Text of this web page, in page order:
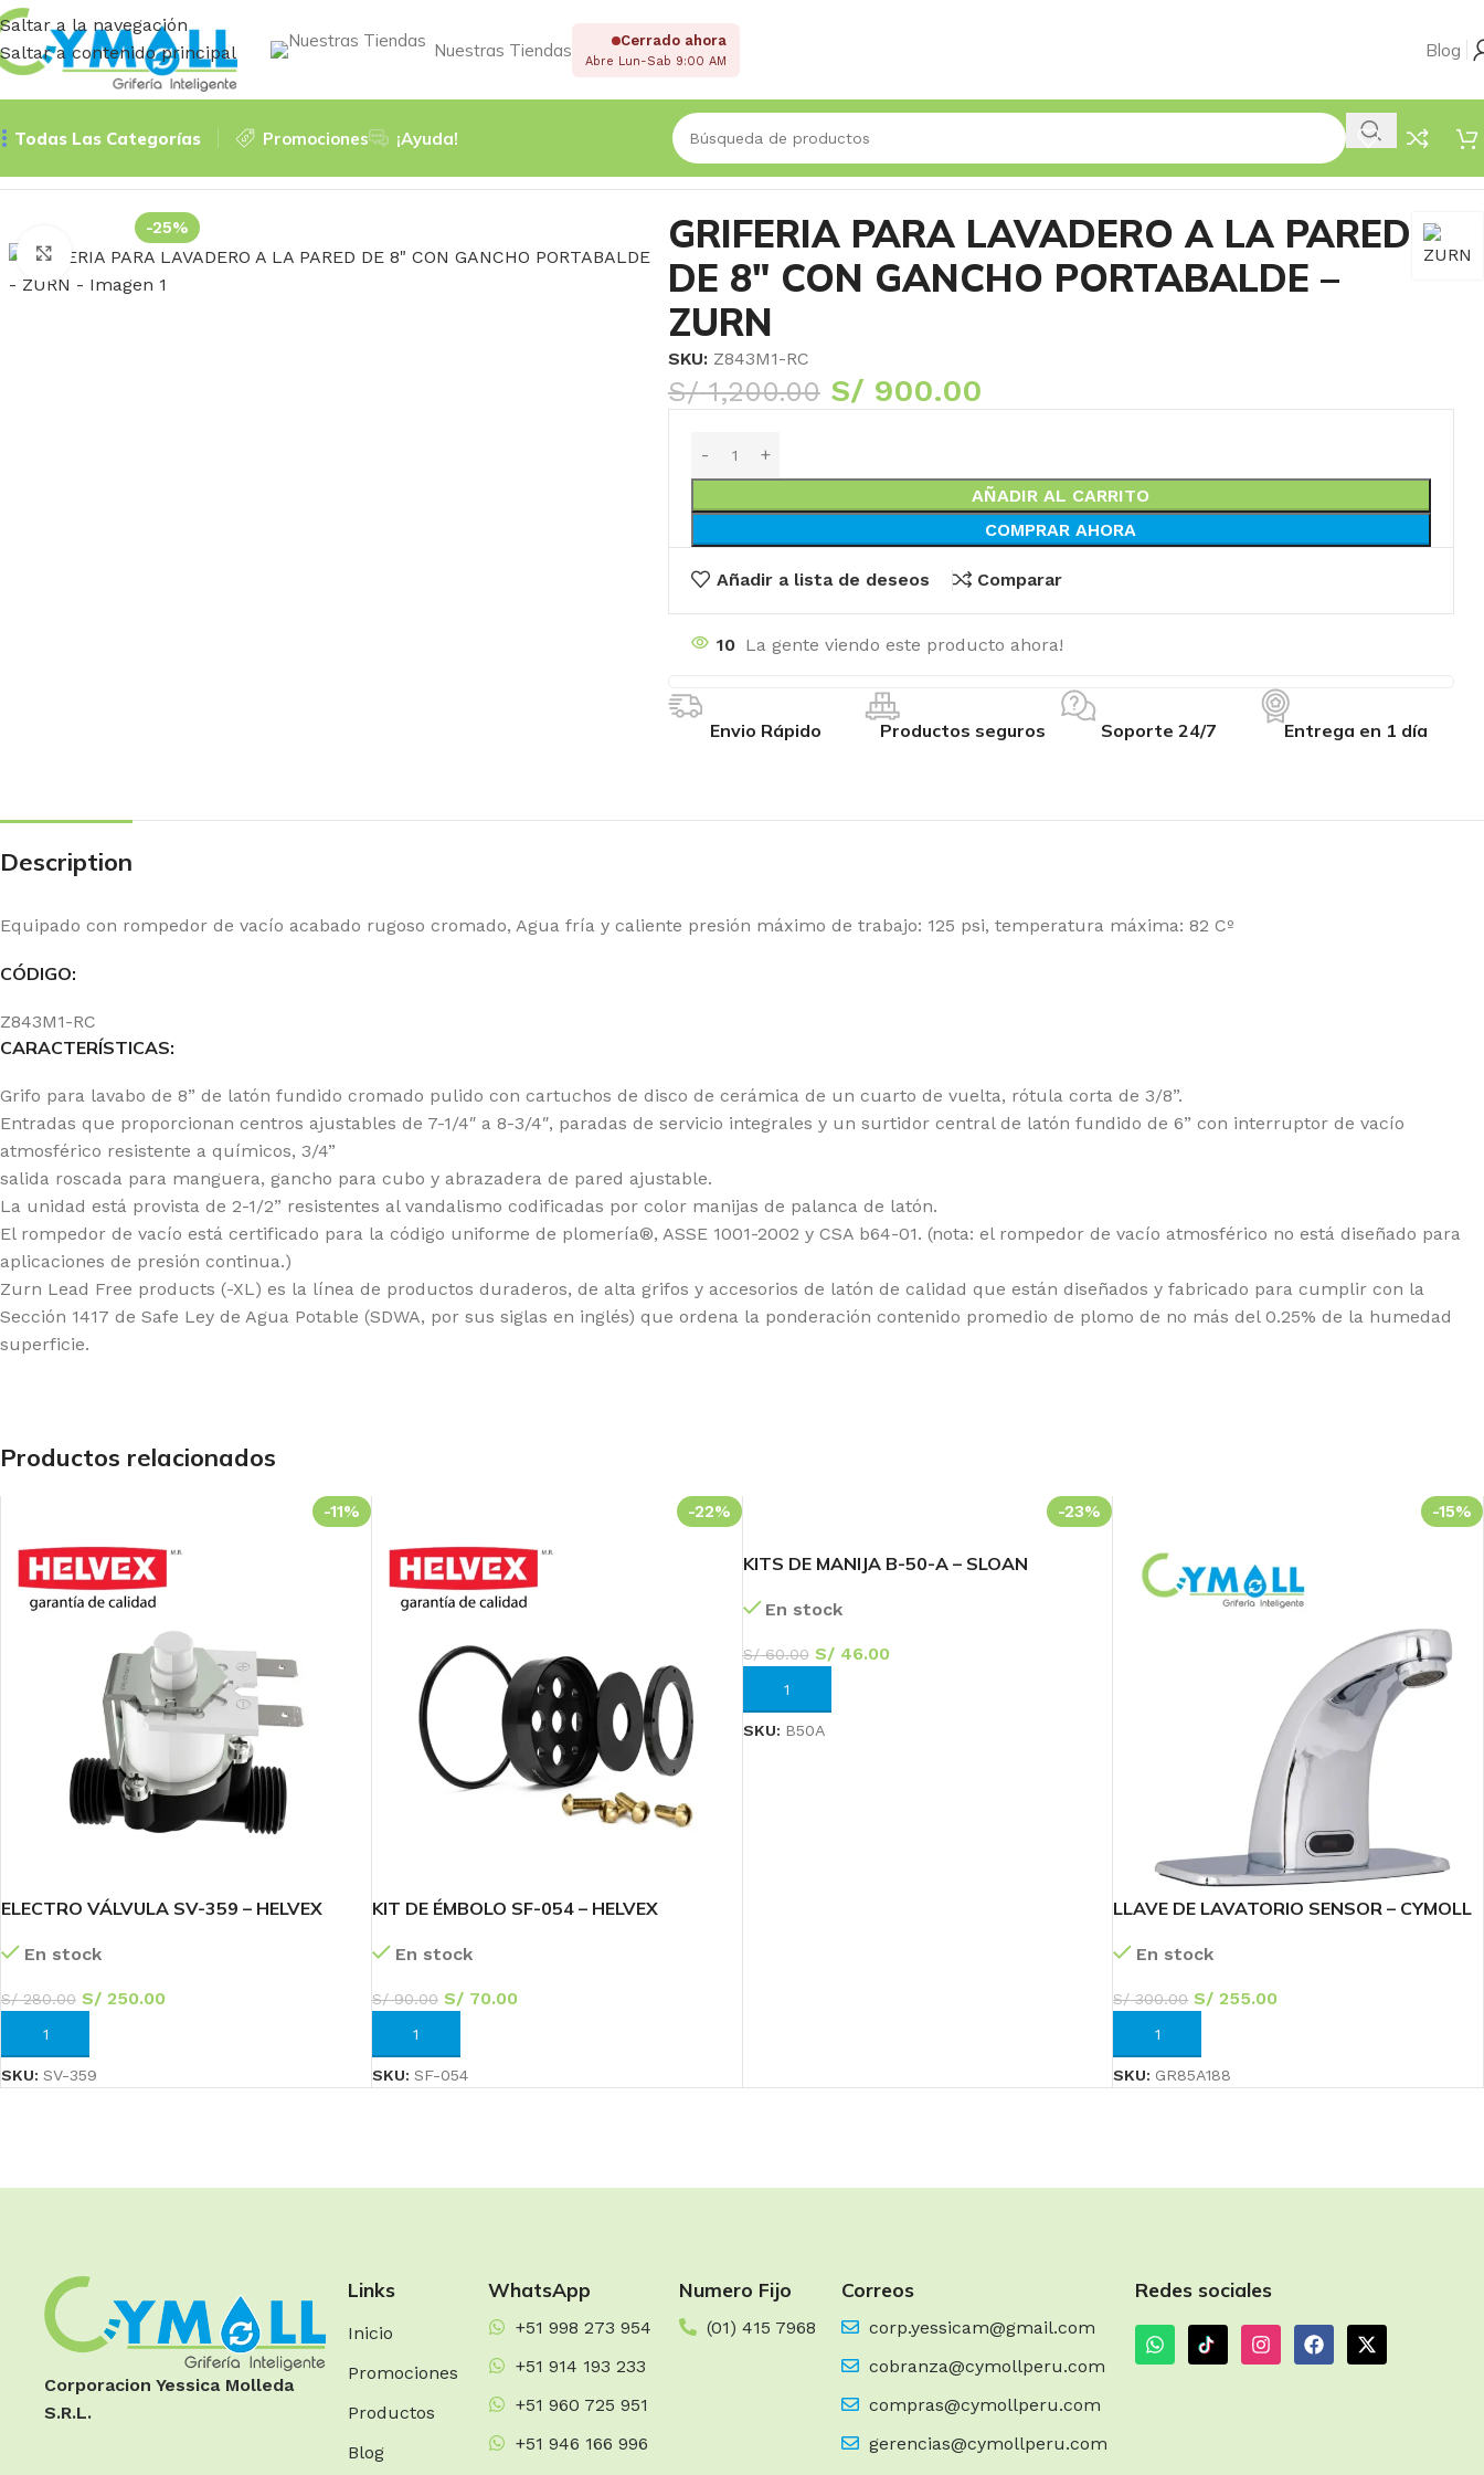
Saltar a la navegación
Saltar a contenido principal
Nuestras Tiendas Cerrado ahora
Abre Lun-Sab 9:00 AM
Blog
Todas Las Categorías
Llaves
Duchas
Duchas Mezcladoras
Monocomandos
Llaves Urinario
Clínica
Monocomandos
Transforma tu
Promociones
¡Ayuda!
GRIFERIA PARA LAVADERO A LA PARED DE 8″ CON GANCHO PORTABALDE – ZURN
-25%
Haga Click para agrandar
GRIFERIA PARA LAVADERO A LA PARED
DE 8″ CON GANCHO PORTABALDE –
ZURN
SKU: Z843M1-RC
S/1,200.00 S/ 900.00
AÑADIR AL CARRITO
COMPRAR AHORA
Añadir a lista de deseos Comparar
10 La gente viendo este producto ahora!
Envio Rápido Productos seguros Soporte 24/7 Entrega en 1 día
Description
Equipado con rompedor de vacío acabado rugoso cromado, Agua fría y caliente presión máximo de trabajo: 125 psi, temperatura máxima: 82 Cº
CÓDIGO:
Z843M1-RC
CARACTERÍSTICAS:
Grifo para lavabo de 8” de latón fundido cromado pulido con cartuchos de disco de cerámica de un cuarto de vuelta, rótula corta de 3/8”.
Entradas que proporcionan centros ajustables de 7-1/4″ a 8-3/4″, paradas de servicio integrales y un surtidor central de latón fundido de 6” con interruptor de vacío
atmosférico resistente a químicos, 3/4”
salida roscada para manguera, gancho para cubo y abrazadera de pared ajustable.
La unidad está provista de 2-1/2” resistentes al vandalismo codificadas por color manijas de palanca de latón.
El rompedor de vacío está certificado para la código uniforme de plomería®, ASSE 1001-2002 y CSA b64-01. (nota: el rompedor de vacío atmosférico no está diseñado para
aplicaciones de presión continua.)
Zurn Lead Free products (-XL) es la línea de productos duraderos, de alta grifos y accesorios de latón de calidad que están diseñados y fabricado para cumplir con la
Sección 1417 de Safe Ley de Agua Potable (SDWA, por sus siglas en inglés) que ordena la ponderación contenido promedio de plomo de no más del 0.25% de la humedad
superficie.
Productos relacionados
-11%
ELECTRO VÁLVULA SV-359 – HELVEX
En stock
S/280.00 S/ 250.00
AÑADIR AL CARRITO
SKU: SV-359
-22%
KIT DE ÉMBOLO SF-054 – HELVEX
En stock
S/90.00 S/70.00
AÑADIR AL CARRITO
SKU: SF-054
-23%
KITS DE MANIJA B-50-A – SLOAN
En stock
S/60.00 S/46.00
AÑADIR AL CARRITO
SKU: B50A
-15%
LLAVE DE LAVATORIO SENSOR – CYMOLL
En stock
S/300.00 S/ 255.00
AÑADIR AL CARRITO
SKU: GR85A188
Corporacion Yessica Molleda
S.R.L.
Links
Inicio
Promociones
Productos
Blog
WhatsApp
+51 998 273 954
+51 914 193 233
+51 960 725 951
+51 946 166 996
Numero Fijo
(01) 415 7968
Correos
corp.yessicam@gmail.com
cobranza@cymollperu.com
compras@cymollperu.com
gerencias@cymollperu.com
Redes sociales